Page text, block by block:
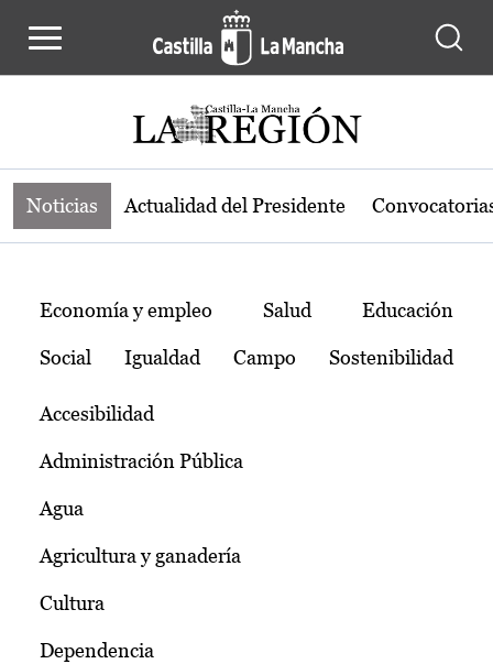
Noticias de la región de Castilla-La
Noticias Actualidad del Presidente
Temas
Economía y empleo Salud Educación
Social Igualdad Campo Sostenibilidad
Accesibilidad
Administración Pública
Agua
Agricultura y ganadería
Cultura
Dependencia